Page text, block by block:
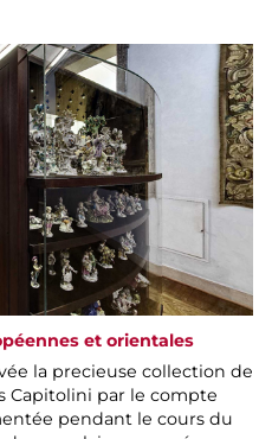
et orientales
la precieuse collection de
Capitolini par le compte
pendant le cours du